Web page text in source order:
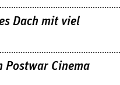
Dach mit viel
Postwar Cinema